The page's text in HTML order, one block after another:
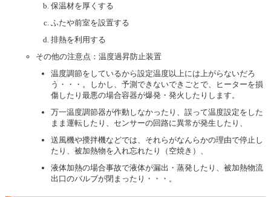
保温材を厚くする
ふたや前室を設置する
排熱を利用する
その他の注意点：温度過昇防止装置
温度調節をしているから設定温度以上には上がらないだろ
う・・・。しかし、予測できないできごとで、ヒーターを損
傷したり最悪の場合容器が爆発・発火したりします。
万一温度調節器が作動しなかったり、誤って温度設定をした
まま運転したり、センサーの回路に異常が発生したり、
送風機や攪拌機などでは、それらがなんらかの理由で停止し
たり、被加熱物を入れ忘れたり（空焼き）、
液体加熱の場合事故で液体が漏出・蒸発したり、被加熱物流
出口のバルブが閉まったり・・・。